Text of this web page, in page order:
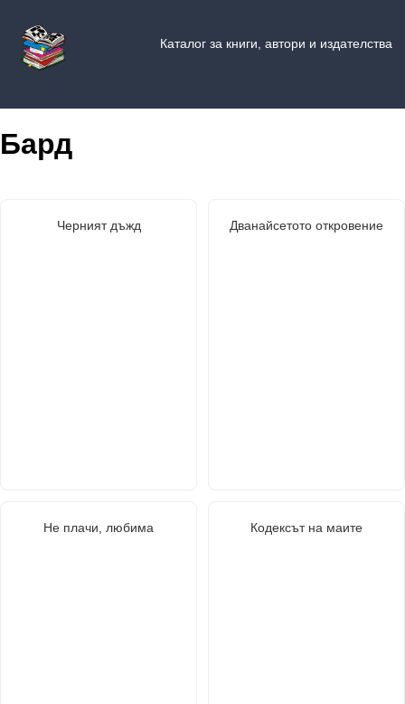
Каталог за книги, автори и издателства
Бард
Черният дъжд Дванайсетото откровение
Не плачи, любима Кодексът на маите